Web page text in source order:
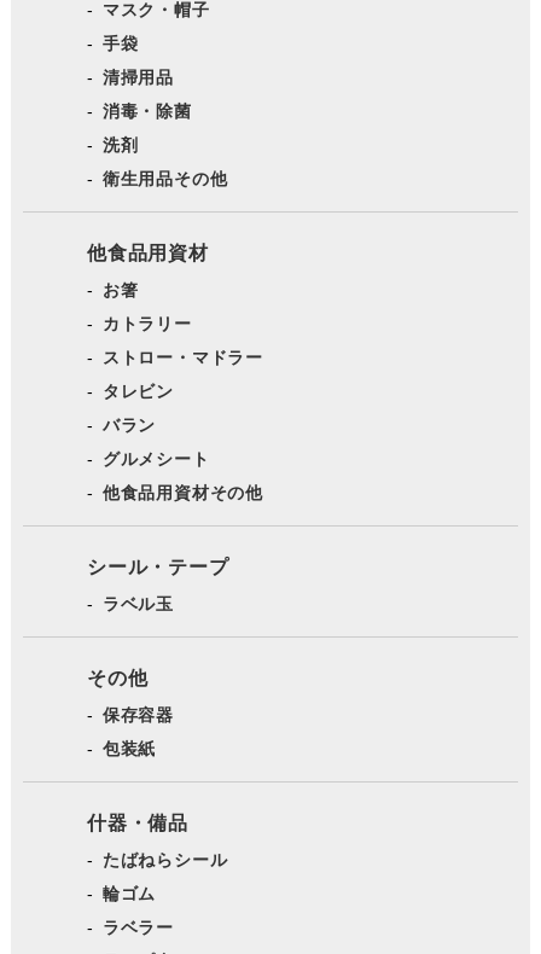
マスク・帽子
手袋
清掃用品
消毒・除菌
洗剤
衛生用品その他
他食品用資材
お箸
カトラリー
ストロー・マドラー
タレビン
バラン
グルメシート
他食品用資材その他
シール・テープ
ラベル玉
その他
保存容器
包装紙
什器・備品
たばねらシール
輪ゴム
ラベラー